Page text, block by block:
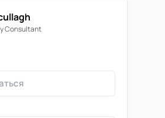
Consultant